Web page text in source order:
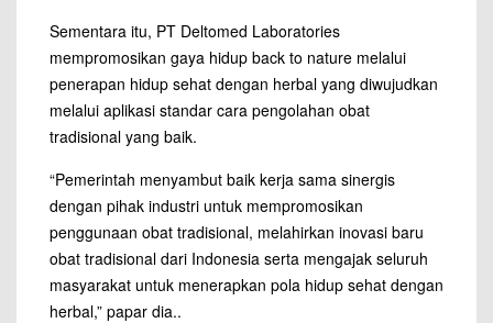
Sementara itu, PT Deltomed Laboratories
mempromosikan gaya hidup back to nature melalui
penerapan hidup sehat dengan herbal yang diwujudkan
melalui aplikasi standar cara pengolahan obat
tradisional yang baik.
“Pemerintah menyambut baik kerja sama sinergis
dengan pihak industri untuk mempromosikan
penggunaan obat tradisional, melahirkan inovasi baru
obat tradisional dari Indonesia serta mengajak seluruh
masyarakat untuk menerapkan pola hidup sehat dengan
herbal,” papar dia..